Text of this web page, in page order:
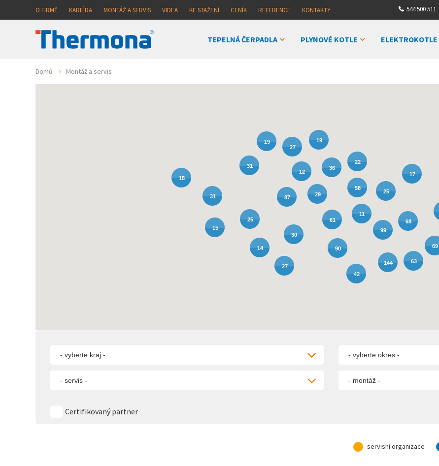
O FIRMĚ KARIÉRA MONTÁŽ A SERVIS VIDEA KE STAŽENÍ CENÍK REFERENCE KONTAKTY 544 500 511
TEPELNÁ ČERPADLA PLYNOVÉ KOTLE ELEKTROKOTLE
Domů Montáž a servis
61 68
17
22
27
87
99
36
29
58
25
144
30
42
27
15
90
14
25
31
31
69
19
15
19
63
12
11
- vyberte kraj - - vyberte okres -
- servis - - montáž -
Certifikovaný partner
servisní organizace